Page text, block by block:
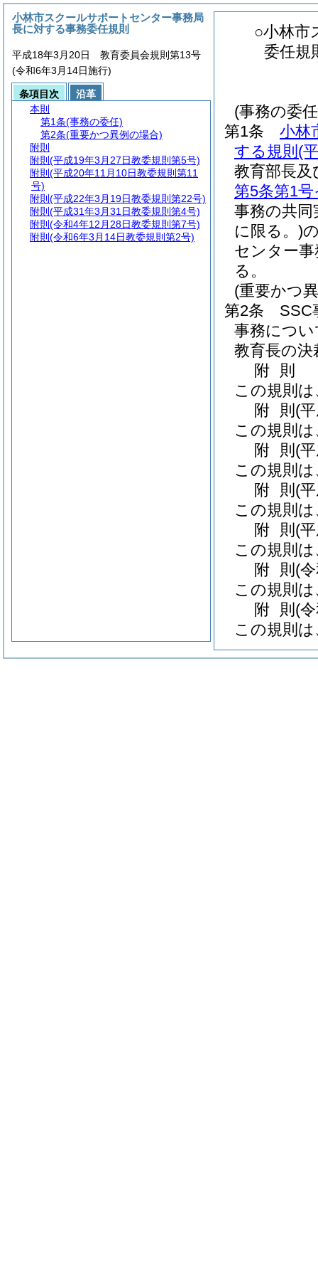
○小林市
委任規
(事務の委
第1条
小林
する規則 (
教育部長
第5条第1号
事務の共
に限る。)
センター事
る。
(重要かつ
第2条
SSC
事務につ
教育長の
附 則
この規則
附 則 (
この規則
附 則 (
この規則
附 則 (
この規則
附 則 (
この規則
附 則 (
この規則
附 則 (
この規則
小林市スクールサポートセンター事務局
長に対する事務委任規則
平成18年3月20日 教育委員会規則第13号
(令和6年3月14日施行)
条項目次
沿革
本則
第1条(事務の委任)
第2条(重要かつ異例の場合)
附則
附則 (平成19年3月27日教委規則第5号)
附則 (平成20年11月10日教委規則第11
号)
附則 (平成22年3月19日教委規則第22号)
附則 (平成31年3月31日教委規則第4号)
附則 (令和4年12月28日教委規則第7号)
附則 (令和6年3月14日教委規則第2号)